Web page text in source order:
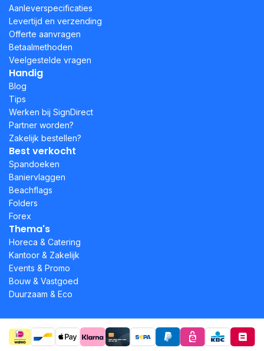
Aanleverspecificaties
Levertijd en verzending
Offerte aanvragen
Betaalmethoden
Veelgestelde vragen
Handig
Blog
Tips
Werken bij SignDirect
Partner worden?
Zakelijk bestellen?
Best verkocht
Spandoeken
Baniervlaggen
Beachflags
Folders
Forex
Thema's
Horeca & Catering
Kantoor & Zakelijk
Events & Promo
Bouw & Vastgoed
Duurzaam & Eco